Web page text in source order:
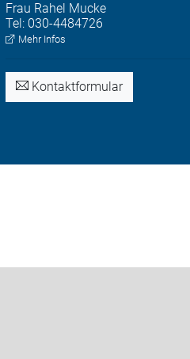
Frau Rahel Mucke
Tel: 030-4484726
Mehr Infos
Kontaktformular